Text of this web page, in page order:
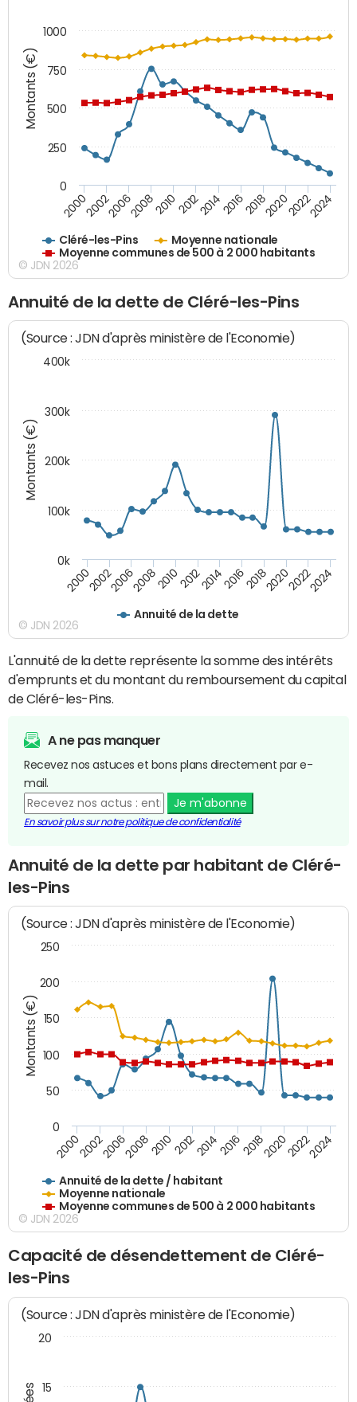
Montants (€)
Cléré-les-Pins
Moyenne nationale
Moyenne communes de 500 à 2 000 habitants
200020022006200820102012201420162018202020222024
0
250
500
750
1000
© JDN 2026
Annuité de la dette de Cléré-les-Pins
Montants (€)
(Source : JDN d'après ministère de l'Economie)
Annuité de la dette
200020022006200820102012201420162018202020222024
0k
100k
200k
300k
400k
© JDN 2026
L'annuité de la dette représente la somme des intérêts
d'emprunts et du montant du remboursement du capital
de Cléré-les-Pins.
A ne pas manquer
Recevez nos astuces et bons plans directement par e-
mail.
Je m'abonne
En savoir plus sur notre politique de confidentialité
Annuité de la dette par habitant de Cléré-
les-Pins
Montants (€)
(Source : JDN d'après ministère de l'Economie)
Annuité de la dette / habitant
Moyenne nationale
Moyenne communes de 500 à 2 000 habitants
200020022006200820102012201420162018202020222024
0
50
100
150
200
250
© JDN 2026
Capacité de désendettement de Cléré-
les-Pins
(Source : JDN d'après ministère de l'Economie)
15
20